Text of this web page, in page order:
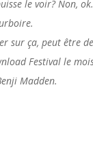
le voir? Non, ok.
sur ça, peut être
Festival le
Madden.